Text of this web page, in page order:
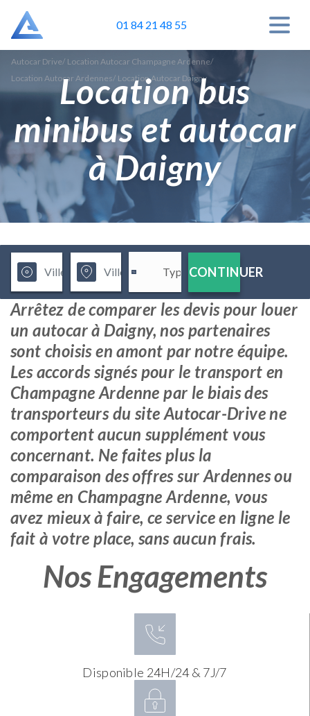
01 84 21 48 55
Autocar Drive/ Location Autocar Champagne Ardenne/
Location Autocar Ardennes/ Location Autocar Daigny
Location bus
minibus et autocar
à Daigny
CONTINUER
Arrêtez de comparer les devis pour louer
un autocar à Daigny, nos partenaires
sont choisis en amont par notre équipe.
Les accords signés pour le transport en
Champagne Ardenne par le biais des
transporteurs du site Autocar-Drive ne
comportent aucun supplément vous
concernant. Ne faites plus la
comparaison des offres sur Ardennes ou
même en Champagne Ardenne, vous
avez mieux à faire, ce service en ligne le
fait à votre place, sans aucun frais.
Nos Engagements
Disponible 24H/24 & 7J/7